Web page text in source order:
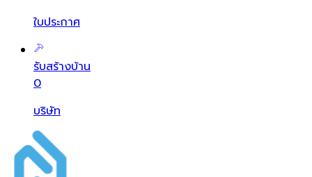
ใบประกาศ
รับสร้างบ้าน
0
บริษัท